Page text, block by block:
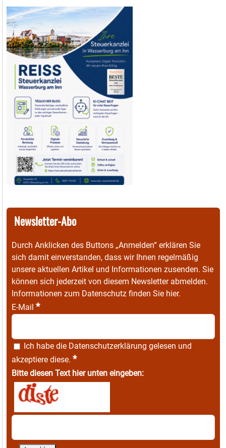
Newsletter-Abo
Durch Anklicken des Buttons „Anmelden“ erklären Sie
sich damit einverstanden, dass wir Ihnen regelmäßig
unsere aktuellen Artikel und Informationen zusenden. Sie
können sich jederzeit von diesem Newsletter abmelden.
Informationen zum Datenschutz finden Sie hier.
E-Mail *
Ich habe die Datenschutzerklärung gelesen und
akzeptiere diese. *
Bitte diesen Text hier unten eingeben: